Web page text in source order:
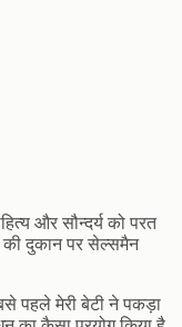
और सौन्दर्य को परत
दुकान पर सेल्समैन
पहले मेरी बेटी ने पकड़ा